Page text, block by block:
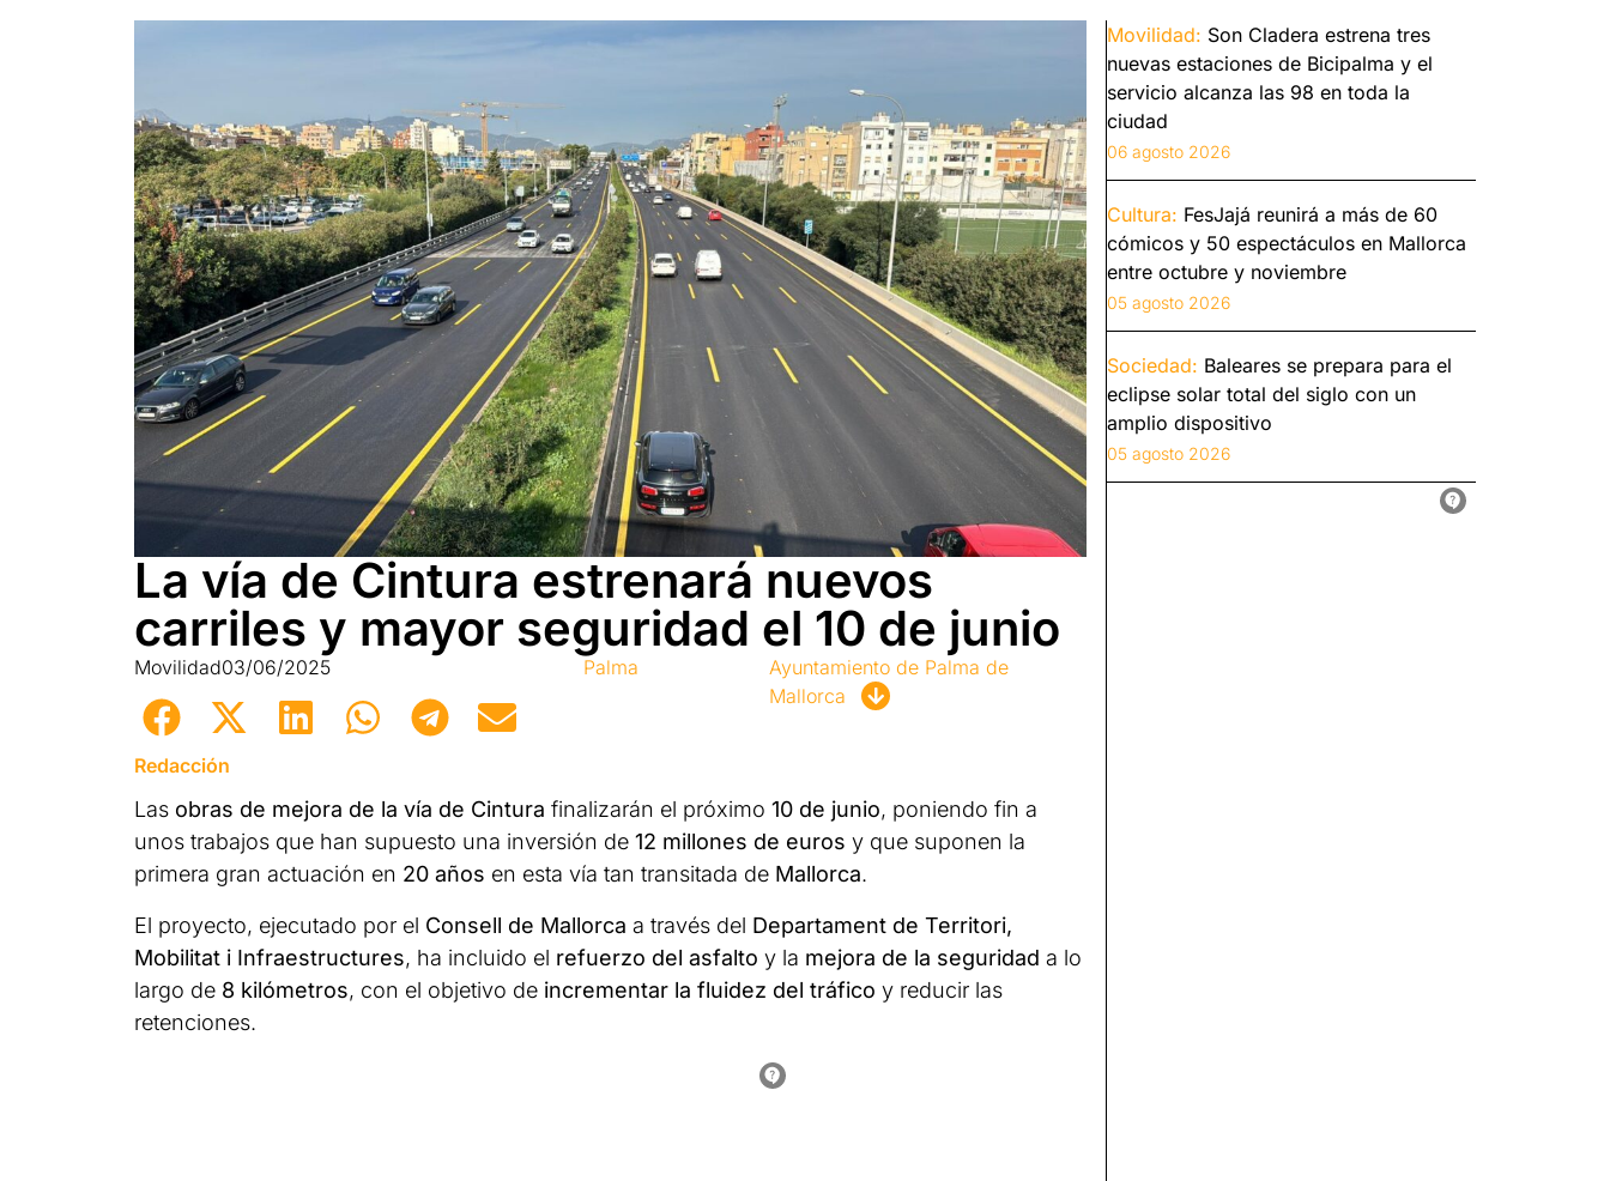
La vía de Cintura estrenará nuevos
carriles y mayor seguridad el 10 de junio
Movilidad03/06/2025 Palma
Ayuntamiento de Palma de
Mallorca
Redacción
Las obras de mejora de la vía de Cintura finalizarán el próximo 10 de junio, poniendo fin a
unos trabajos que han supuesto una inversión de 12 millones de euros y que suponen la
primera gran actuación en 20 años en esta vía tan transitada de Mallorca.
El proyecto, ejecutado por el Consell de Mallorca a través del Departament de Territori,
Mobilitat i Infraestructures, ha incluido el refuerzo del asfalto y la mejora de la seguridad a lo
largo de 8 kilómetros, con el objetivo de incrementar la fluidez del tráfico y reducir las
retenciones.
Movilidad: Son Cladera estrena tres
nuevas estaciones de Bicipalma y el
servicio alcanza las 98 en toda la
ciudad
06 agosto 2026
Cultura: FesJajá reunirá a más de 60
cómicos y 50 espectáculos en Mallorca
entre octubre y noviembre
05 agosto 2026
Sociedad: Baleares se prepara para el
eclipse solar total del siglo con un
amplio dispositivo
05 agosto 2026